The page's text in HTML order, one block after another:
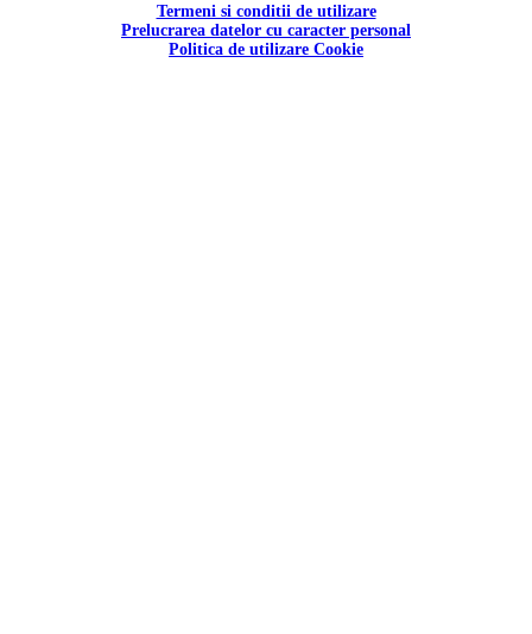
Termeni si conditii de utilizare
Prelucrarea datelor cu caracter personal
Politica de utilizare Cookie